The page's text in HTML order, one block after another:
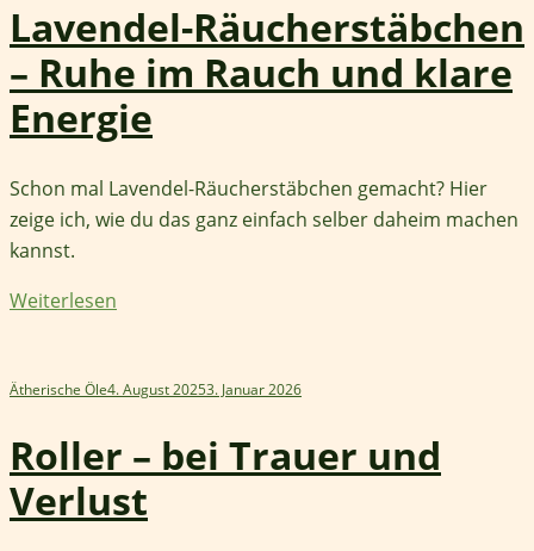
Lavendel-Räucherstäbchen
– Ruhe im Rauch und klare
Energie
Schon mal Lavendel-Räucherstäbchen gemacht? Hier
zeige ich, wie du das ganz einfach selber daheim machen
kannst.
Weiterlesen
Ätherische Öle4. August 20253. Januar 2026
Roller – bei Trauer und
Verlust